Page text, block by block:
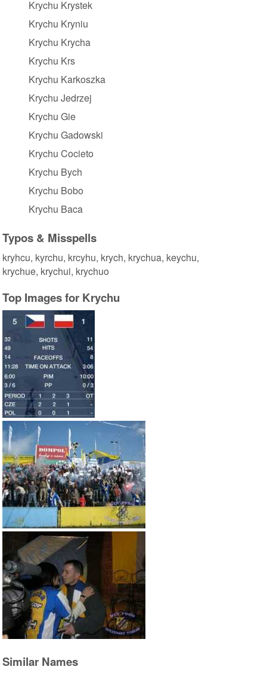
Krychu Krystek
Krychu Kryniu
Krychu Krycha
Krychu Krs
Krychu Karkoszka
Krychu Jedrzej
Krychu Gie
Krychu Gadowski
Krychu Cocieto
Krychu Bych
Krychu Bobo
Krychu Baca
Typos & Misspells
kryhcu, kyrchu, krcyhu, krych, krychua, keychu,
krychue, krychui, krychuo
Top Images for Krychu
Similar Names